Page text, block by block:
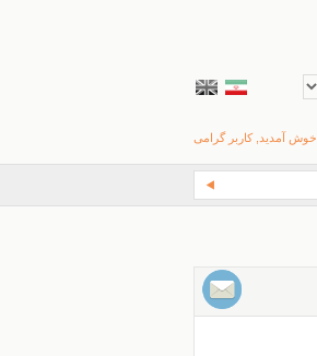
خوش آمدید, کاربر گرامی